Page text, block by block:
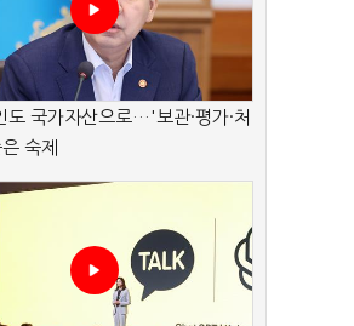
도 국가자산으로…'보관·평가·처
숙제